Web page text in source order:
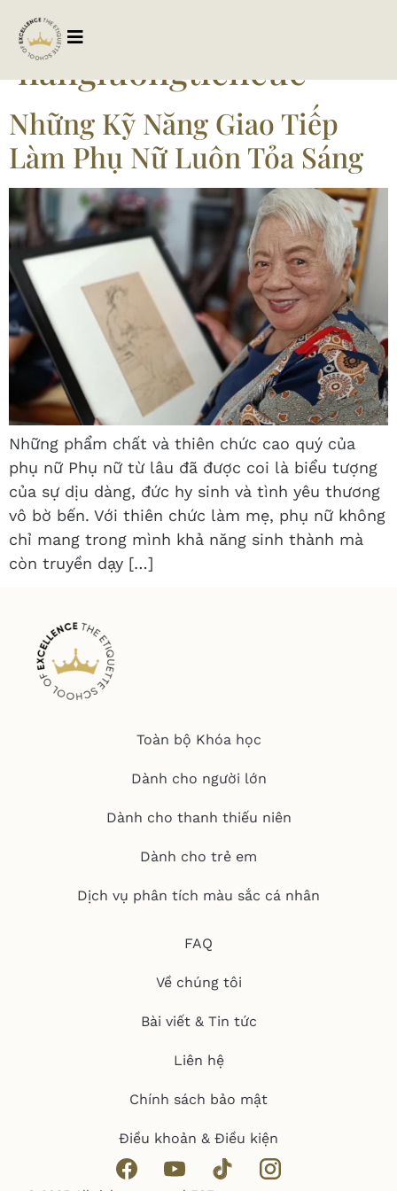
Tag:
nangluongtichcuc
Những Kỹ Năng Giao Tiếp
Làm Phụ Nữ Luôn Tỏa Sáng
Những phẩm chất và thiên chức cao quý của
phụ nữ Phụ nữ từ lâu đã được coi là biểu tượng
của sự dịu dàng, đức hy sinh và tình yêu thương
vô bờ bến. Với thiên chức làm mẹ, phụ nữ không
chỉ mang trong mình khả năng sinh thành mà
còn truyền dạy […]
Toàn bộ Khóa học
Dành cho người lớn
Dành cho thanh thiếu niên
Dành cho trẻ em
Dịch vụ phân tích màu sắc cá nhân
FAQ
Về chúng tôi
Bài viết & Tin tức
Liên hệ
Chính sách bảo mật
Điều khoản & Điều kiện